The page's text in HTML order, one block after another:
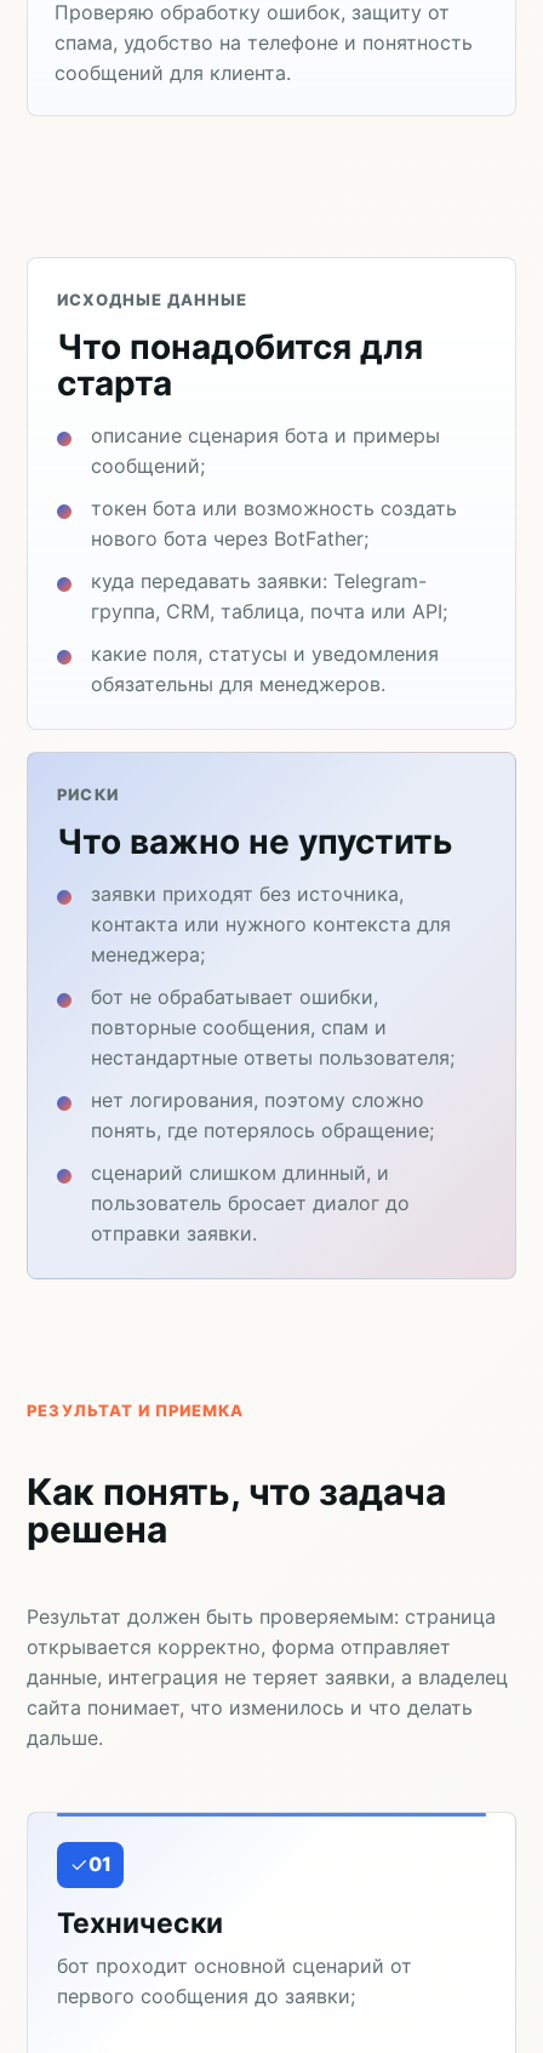
Проверяю обработку ошибок, защиту от
спама, удобство на телефоне и понятность
сообщений для клиента.
ИСХОДНЫЕ ДАННЫЕ
Что понадобится для
старта
описание сценария бота и примеры
сообщений;
токен бота или возможность создать
нового бота через BotFather;
куда передавать заявки: Telegram-
группа, CRM, таблица, почта или API;
какие поля, статусы и уведомления
обязательны для менеджеров.
РИСКИ
Что важно не упустить
заявки приходят без источника,
контакта или нужного контекста для
менеджера;
бот не обрабатывает ошибки,
повторные сообщения, спам и
нестандартные ответы пользователя;
нет логирования, поэтому сложно
понять, где потерялось обращение;
сценарий слишком длинный, и
пользователь бросает диалог до
отправки заявки.
РЕЗУЛЬТАТ И ПРИЕМКА
Как понять, что задача
решена
Результат должен быть проверяемым: страница
открывается корректно, форма отправляет
данные, интеграция не теряет заявки, а владелец
сайта понимает, что изменилось и что делать
дальше.
01
Технически
бот проходит основной сценарий от
первого сообщения до заявки;